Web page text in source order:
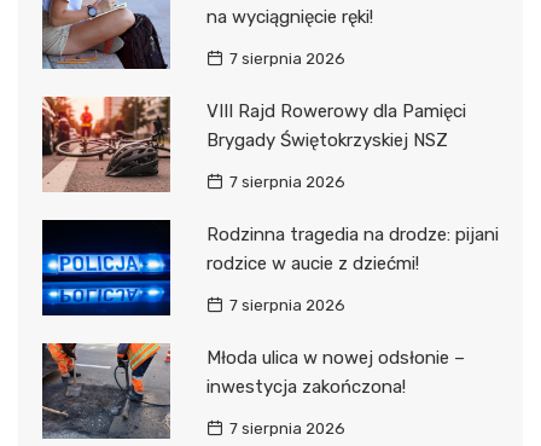
na wyciągnięcie ręki!
7 sierpnia 2026
VIII Rajd Rowerowy dla Pamięci
Brygady Świętokrzyskiej NSZ
7 sierpnia 2026
Rodzinna tragedia na drodze: pijani
rodzice w aucie z dziećmi!
7 sierpnia 2026
Młoda ulica w nowej odsłonie –
inwestycja zakończona!
7 sierpnia 2026